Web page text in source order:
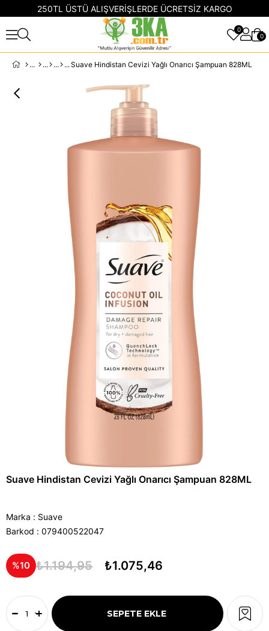
250TL ÜSTÜ ALIŞVERİŞLERDE ÜCRETSİZ KARGO
0
0
Suave Hindistan Cevizi Yağlı Onarıcı Şampuan 828ML
Suave Hindistan Cevizi Yağlı Onarıcı Şampuan 828ML
Marka : Suave
Barkod : 079400522047
10 ₺1.194,95 ₺1.075,46